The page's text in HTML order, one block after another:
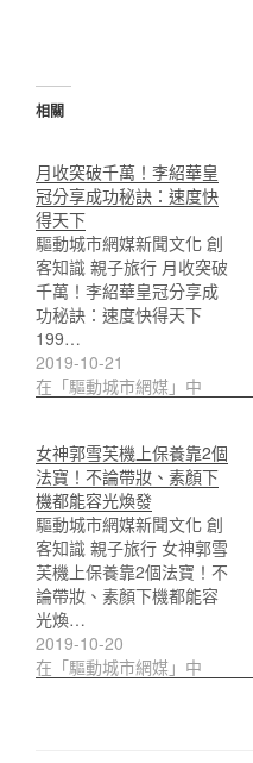
相關
月收突破千萬！李紹華皇
冠分享成功秘訣：速度快
得天下
驅動城市網媒新聞文化 創
客知識 親子旅行 月收突破
千萬！李紹華皇冠分享成
功秘訣：速度快得天下
199…
2019-10-21
在「驅動城市網媒」中
女神郭雪芙機上保養靠2個
法寶！不論帶妝、素顏下
機都能容光煥發
驅動城市網媒新聞文化 創
客知識 親子旅行 女神郭雪
芙機上保養靠2個法寶！不
論帶妝、素顏下機都能容
光煥…
2019-10-20
在「驅動城市網媒」中